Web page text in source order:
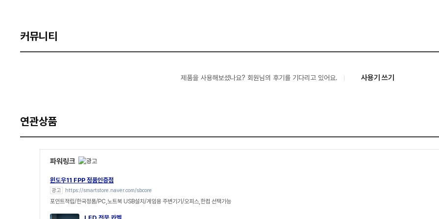
커뮤니티
제품을 사용해보셨나요? 회원님의 후기를 기다리고 있어요. 사용기 쓰기
연관상품
파워링크
윈도우11 FPP 정품인증점
광고 https://smartstore.naver.com/sbcore
포인트적립/한국정품/PC,노트북 USB설치/게임용 주변기기/오피스,한컴 선택가능